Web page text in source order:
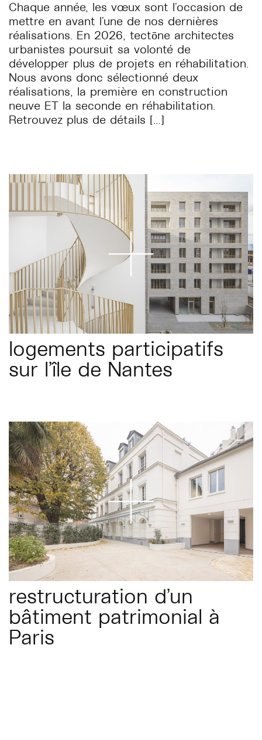
Chaque année, les vœux sont l’occasion de
mettre en avant l’une de nos dernières
réalisations. En 2026, tectōne architectes
urbanistes poursuit sa volonté de
développer plus de projets en réhabilitation.
Nous avons donc sélectionné deux
réalisations, la première en construction
neuve ET la seconde en réhabilitation.
Retrouvez plus de détails […]
logements participatifs
sur l’île de Nantes
restructuration d’un
bâtiment patrimonial à
Paris